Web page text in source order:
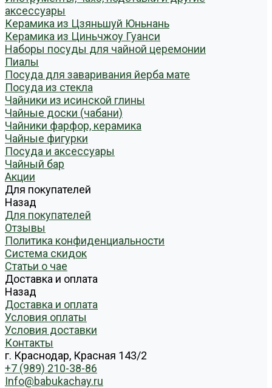
аксессуары
Керамика из Цзяньшуй Юньнань
Керамика из Циньчжоу Гуанси
Наборы посуды для чайной церемонии
Пиалы
Посуда для заваривания йерба мате
Посуда из стекла
Чайники из исинской глины
Чайные доски (чабани)
Чайники фарфор, керамика
Чайные фигурки
Посуда и аксессуары
Чайный бар
Акции
Для покупателей
Назад
Для покупателей
Отзывы
Политика конфиденциальности
Система скидок
Статьи о чае
Доставка и оплата
Назад
Доставка и оплата
Условия оплаты
Условия доставки
Контакты
г. Краснодар, Красная 143/2
+7 (989) 210-38-86
Info@babukachay.ru